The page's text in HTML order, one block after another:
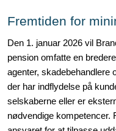
Fremtiden for
Den 1. januar 2026 vil
pension omfatte en
agenter, skadebehandlere
der har indflydelse på
selskaberne eller er
nødvendige kompetencer.